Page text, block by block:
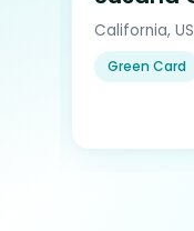
California,
Green Card